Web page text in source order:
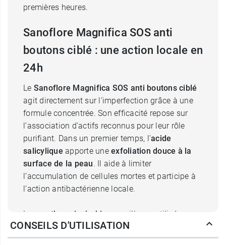
premières heures.
Sanoflore Magnifica SOS anti
boutons ciblé : une action locale en
24h
Le Sanoflore Magnifica SOS anti boutons ciblé
agit directement sur l’imperfection grâce à une
formule concentrée. Son efficacité repose sur
l’association d’actifs reconnus pour leur rôle
purifiant. Dans un premier temps, l’acide
salicylique apporte une exfoliation douce à la
surface de la peau. Il aide à limiter
l’accumulation de cellules mortes et participe à
l’action antibactérienne locale.
La menthe poivrée bio
, par ailleurs, utilisée sous
forme d’huile essentielle et d’hydrolat, agit sur
les brillances, les boutons et les points noirs.
CONSEILS D'UTILISATION